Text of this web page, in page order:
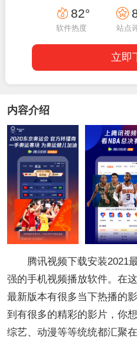
82°
软件热度 站点
立即
内容介绍
腾讯视频下载安装2021最
强的手机视频播放软件。在
最新版本有很多当下热播的
到有很多的精彩的影片，你
综艺、动漫等等统统都汇聚